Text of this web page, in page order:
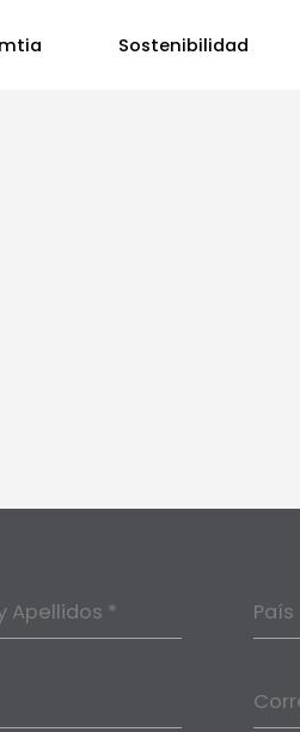
Sostenibilidad
Apellidos * País